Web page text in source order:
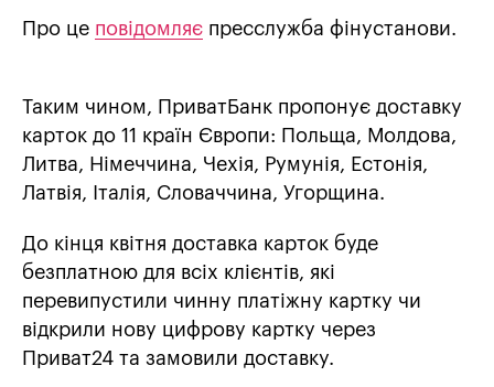
Про це повідомляє пресслужба фінустанови.
Таким чином, ПриватБанк пропонує доставку
карток до 11 країн Європи: Польща, Молдова,
Литва, Німеччина, Чехія, Румунія, Естонія,
Латвія, Італія, Словаччина, Угорщина.
До кінця квітня доставка карток буде
безплатною для всіх клієнтів, які
перевипустили чинну платіжну картку чи
відкрили нову цифрову картку через
Приват24 та замовили доставку.